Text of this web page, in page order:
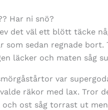
Har ni snö?
det väl ett blött täcke
som sedan regnade bort.
läcker och maten såg
var
räkor med lax. Tror
och ost såg torrast ut